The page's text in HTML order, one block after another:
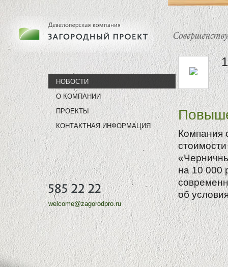
НОВОСТИ
О КОМПАНИИ
ПРОЕКТЫ
КОНТАКТНАЯ ИНФОРМАЦИЯ
welcome@zagorodpro.ru
Компания
на 10 000
об